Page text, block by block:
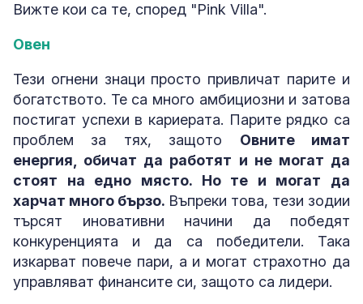
Вижте кои са те, според "Pink Villa".
Овен
Тези огнени знаци просто привличат парите и
богатството. Те са много амбициозни и затова
постигат успехи в кариерата. Парите рядко са
проблем за тях, защото Овните имат
енергия, обичат да работят и не могат да
стоят на едно място. Но те и могат да
харчат много бързо. Въпреки това, тези зодии
търсят иновативни начини да победят
конкуренцията и да са победители. Така
изкарват повече пари, а и могат страхотно да
управляват финансите си, защото са лидери.